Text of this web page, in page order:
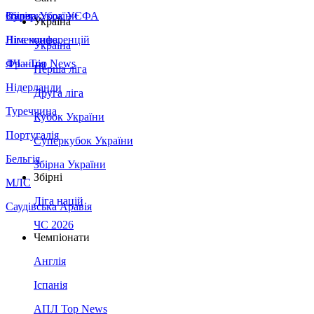
Збірна України
Італія
Німеччина
Франція
Нідерланди
Туреччина
Португалія
Бельгія
МЛС
Саудівська Аравія
Суперкубок УЄФА
Ліга конференцій
ЛЧ - Top News
Україна
Україна
Перша ліга
Друга ліга
Кубок України
Суперкубок України
Збірна України
Збірні
Ліга націй
ЧС 2026
Чемпіонати
Англія
Іспанія
АПЛ Top News